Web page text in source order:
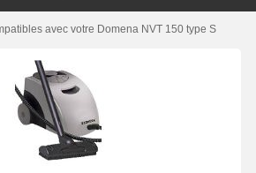
avec votre Domena NVT 150 type S